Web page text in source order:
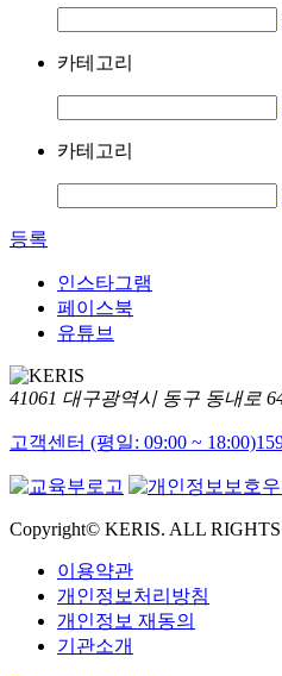
카테고리
카테고리
등록
인스타그램
페이스북
유튜브
41061 대구광역시 동구 동내로
고객센터 (평일: 09:00 ~ 18:00)
Copyright© KERIS. ALL
이용약관
개인정보처리방침
개인정보 재동의
기관소개